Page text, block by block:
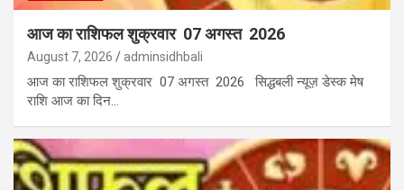
आज का राशिफल शुक्रवार 07 अगस्त 2026
August 7, 2026 adminsidhbali
आज का राशिफल शुक्रवार 07 अगस्त 2026 सिद्धबली न्यूज़ डेस्क मेष
राशि आज का दिन…